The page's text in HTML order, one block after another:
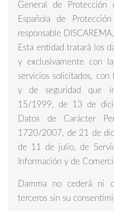
General de
Española de
responsable
Esta entidad tratará los
y exclusivamente con
servicios solicitados, con
y de seguridad que
15/1999, de 13 de
Datos de Carácter
1720/2007, de 21 de
de 11 de julio, de
Información y de
Damma no cederá ni
terceros sin su